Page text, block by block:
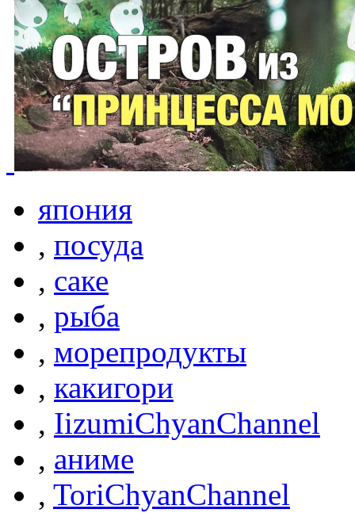
япония
, посуда
, саке
, рыба
, морепродукты
, какигори
, IizumiChyanChannel
, аниме
, ToriChyanChannel